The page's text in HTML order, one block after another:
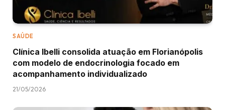
SAÚDE
Clínica Ibelli consolida atuação em Florianópolis
com modelo de endocrinologia focado em
acompanhamento individualizado
21/05/2026